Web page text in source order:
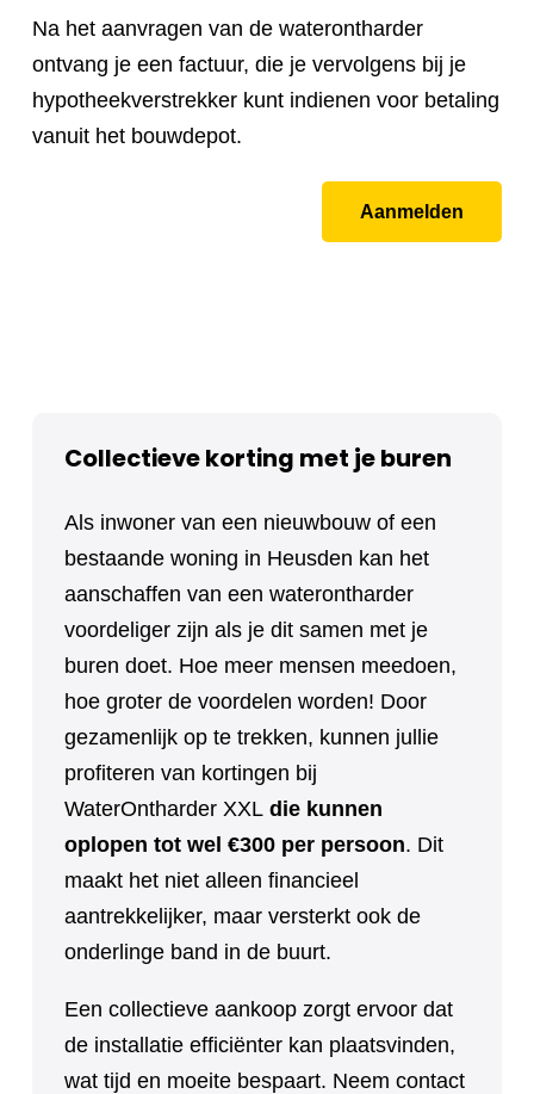
Na het aanvragen van de waterontharder
ontvang je een factuur, die je vervolgens bij je
hypotheekverstrekker kunt indienen voor betaling
vanuit het bouwdepot.
Aanmelden
Collectieve korting met je buren
Als inwoner van een nieuwbouw of een
bestaande woning in Heusden kan het
aanschaffen van een waterontharder
voordeliger zijn als je dit samen met je
buren doet. Hoe meer mensen meedoen,
hoe groter de voordelen worden! Door
gezamenlijk op te trekken, kunnen jullie
profiteren van kortingen bij
WaterOntharder XXL die kunnen
oplopen tot wel €300 per persoon. Dit
maakt het niet alleen financieel
aantrekkelijker, maar versterkt ook de
onderlinge band in de buurt.
Een collectieve aankoop zorgt ervoor dat
de installatie efficiënter kan plaatsvinden,
wat tijd en moeite bespaart. Neem contact